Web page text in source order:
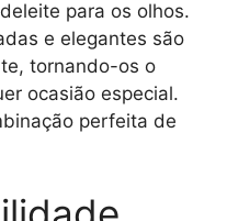
para os olhos.
e elegantes são
tornando-os o
ocasião especial.
perfeita de